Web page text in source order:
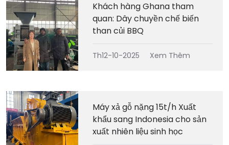
Khách hàng Ghana tham
quan: Dây chuyền chế biến
than củi BBQ
Th12-10-2025 Xem Thêm
Máy xả gỗ nặng 15t/h Xuất
khẩu sang Indonesia cho sản
xuất nhiên liệu sinh học